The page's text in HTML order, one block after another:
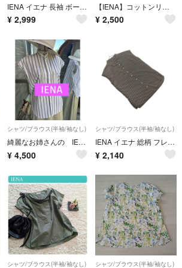
IENA イエナ 長袖 ボーダー ニット ベージュ M 美シルエット
¥ 2,999
【IENA】コットンリネンタックブラウス
¥ 2,500
シャツ/ブラウス(半袖/袖なし)
綺麗なお姉さんの IENA 涼しげな お洒落 ブラウス
¥ 4,500
シャツ/ブラウス(半袖/袖なし)
IENA イエナ 総柄 フレンチスリーブ ブラウス シャツ 黒 ■◆ レディース
¥ 2,140
シャツ/ブラウス(半袖/袖なし) シャツ/ブラウス(半袖/袖なし)